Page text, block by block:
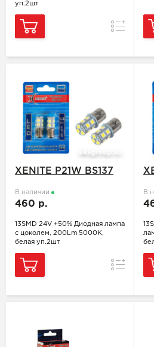
уп.2шт
Сравнение
XENITE P21W BS137
В наличии
460 р.
13SMD 24V +50% Диодная лампа
с цоколем, 200Lm 5000K,
белая уп.2шт
Сравнение
В